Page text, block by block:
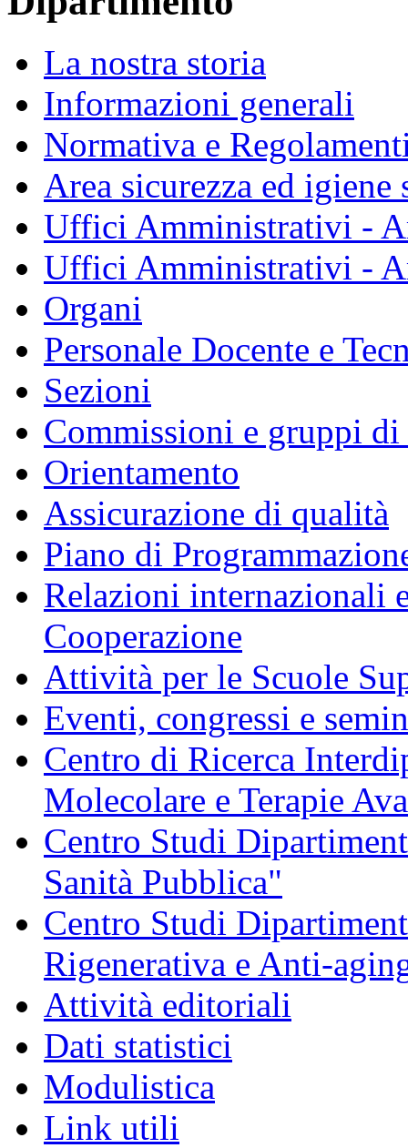
La nostra storia
Informazioni generali
Normativa e
Area sicurezza ed igiene
Uffici Amministrativi -
Uffici Amministrativi -
Organi
Personale Docente e
Sezioni
Commissioni e gruppi
Orientamento
Assicurazione di qualità
Piano di
Relazioni internazionali
Cooperazione
Attività per le Scuole
Eventi, congressi e
Centro di Ricerca
Molecolare e Terapie
Centro Studi
Sanità Pubblica"
Centro Studi
Rigenerativa e Anti-
Attività editoriali
Dati statistici
Modulistica
Link utili